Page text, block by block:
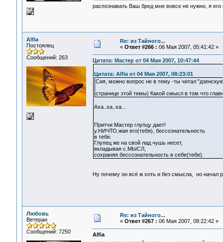
распознавать Ваш бред мне вовсе не нужно, я его
Alfia
Постоялец
Сообщений: 263
Re: из Тайного...
« Ответ #266 : 06 Мая 2007, 05:41:42 »
Цитата: Мастер от 04 Мая 2007, 10:47:44
Цитата: Alfia от 04 Мая 2007, 08:23:01
Сия, можно вопрос не в тему -ты читал
странице этой темы) Какой смысл в том что
Аха..ха..ха...
Притчи Мастер глупцу дает!
у.НИЧТО.жая его(тебя), бессознательность
в тебе.
Глупец же на свой лад чушь несет,
вкладывая с.МЫСЛ,
сохраняя бессознательность в себе(тебе).
Ну почему он всё ж хоть и без смысла, но начал
Любовь
Ветеран
Сообщений: 7250
Re: из Тайного...
« Ответ #267 : 06 Мая 2007, 08:22:42 »
Alfia